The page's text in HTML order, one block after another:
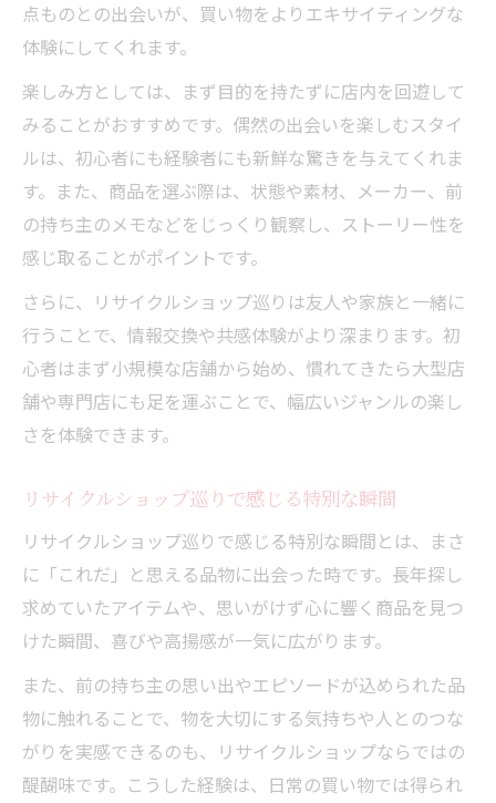
点ものとの出会いが、買い物をよりエキサイティングな
体験にしてくれます。
楽しみ方としては、まず目的を持たずに店内を回遊して
みることがおすすめです。偶然の出会いを楽しむスタイ
ルは、初心者にも経験者にも新鮮な驚きを与えてくれま
す。また、商品を選ぶ際は、状態や素材、メーカー、前
の持ち主のメモなどをじっくり観察し、ストーリー性を
感じ取ることがポイントです。
さらに、リサイクルショップ巡りは友人や家族と一緒に
行うことで、情報交換や共感体験がより深まります。初
心者はまず小規模な店舗から始め、慣れてきたら大型店
舗や専門店にも足を運ぶことで、幅広いジャンルの楽し
さを体験できます。
リサイクルショップ巡りで感じる特別な瞬間
リサイクルショップ巡りで感じる特別な瞬間とは、まさ
に「これだ」と思える品物に出会った時です。長年探し
求めていたアイテムや、思いがけず心に響く商品を見つ
けた瞬間、喜びや高揚感が一気に広がります。
また、前の持ち主の思い出やエピソードが込められた品
物に触れることで、物を大切にする気持ちや人とのつな
がりを実感できるのも、リサイクルショップならではの
醍醐味です。こうした経験は、日常の買い物では得られ